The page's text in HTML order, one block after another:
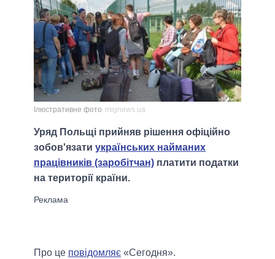
Ілюстративне фото mignews.ua
Уряд Польщі прийняв рішення офіційно
зобов'язати українських найманих
працівників (заробітчан) платити податки
на території країни.
Про це повідомляє «Сегодня».